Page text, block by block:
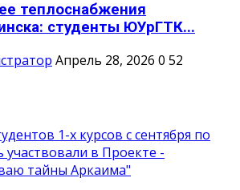
теплоснабжения
студенты ЮУрГТК...
Апрель 28, 2026 0 52